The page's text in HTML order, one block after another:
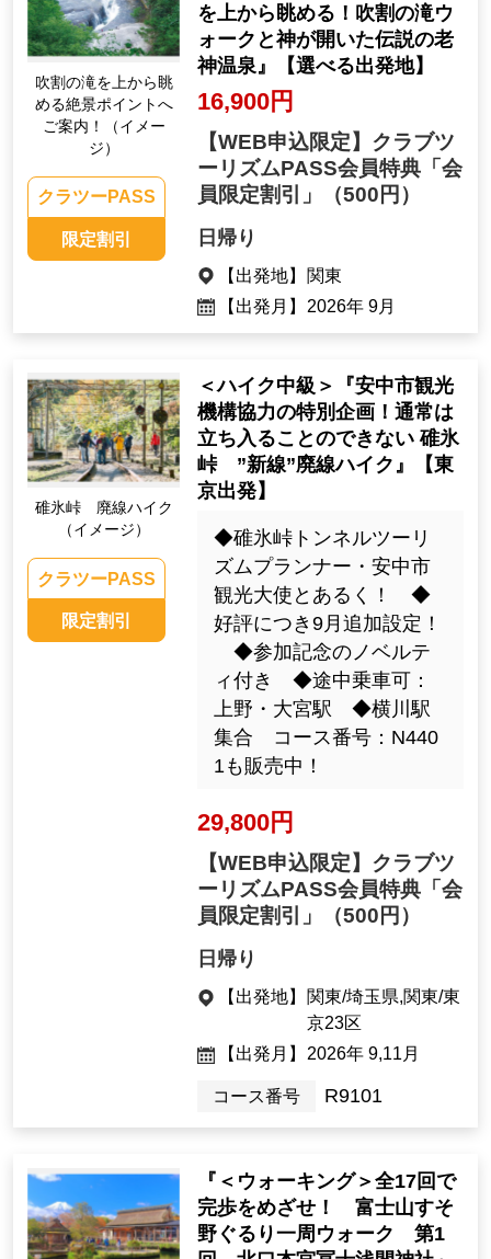
吹割の滝を上から眺
める絶景ポイントへ
ご案内！（イメー
ジ）
クラツーPASS
限定割引
を上から眺める！吹割の滝ウ
ォークと神が開いた伝説の老
神温泉』【選べる出発地】
16,900円
【WEB申込限定】クラブツ
ーリズムPASS会員特典「会
員限定割引」
（500円）
日帰り
【出発地】 関東
【出発月】 2026年 9月
碓氷峠 廃線ハイク
（イメージ）
クラツーPASS
限定割引
＜ハイク中級＞『安中市観光
機構協力の特別企画！通常は
立ち入ることのできない 碓氷
峠 ”新線”廃線ハイク』【東
京出発】
◆碓氷峠トンネルツーリ
ズムプランナー・安中市
観光大使とあるく！ ◆
好評につき9月追加設定！
◆参加記念のノベルテ
ィ付き ◆途中乗車可：
上野・大宮駅 ◆横川駅
集合 コース番号：N440
1も販売中！
29,800円
【WEB申込限定】クラブツ
ーリズムPASS会員特典「会
員限定割引」
（500円）
日帰り
【出発地】 関東/埼玉県,関東/東
京23区
【出発月】 2026年 9,11月
コース番号 R9101
『＜ウォーキング＞全17回で
完歩をめざせ！ 富士山すそ
野ぐるり一周ウォーク 第1